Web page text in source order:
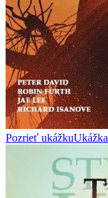
Pozrieť ukážkuUkážka